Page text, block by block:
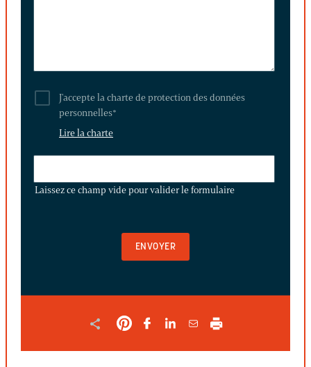
J'accepte la charte de protection des données
personnelles*
Lire la charte
CHAMP
Laissez ce champ vide pour valider le formulaire